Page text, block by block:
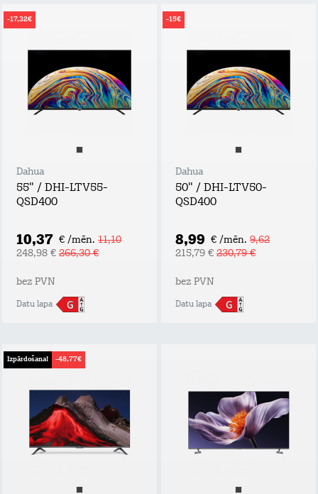
-17,32€
Dahua
55" / DHI-LTV55-
QSD400
10,37 € /mēn. 11,10
248,98 € 266,30 €
bez PVN
Datu lapa
-15€
Dahua
50" / DHI-LTV50-
QSD400
8,99 € /mēn. 9,62
215,79 € 230,79 €
bez PVN
Datu lapa
Izpārdošana! -48,77€